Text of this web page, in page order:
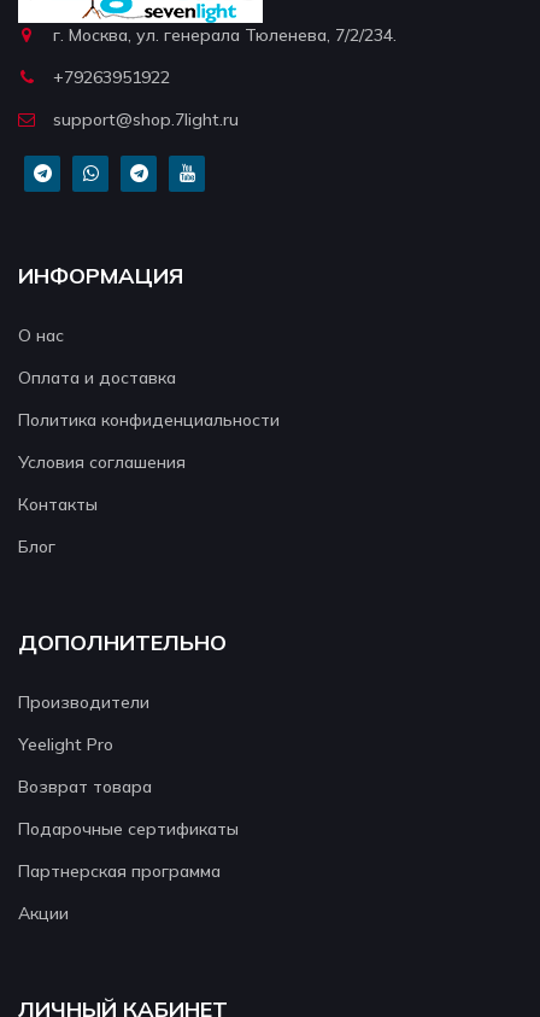
г. Москва, ул. генерала Тюленева, 7/2/234.
+79263951922
support@shop.7light.ru
ИНФОРМАЦИЯ
О нас
Оплата и доставка
Политика конфиденциальности
Условия соглашения
Контакты
Блог
ДОПОЛНИТЕЛЬНО
Производители
Yeelight Pro
Возврат товара
Подарочные сертификаты
Партнерская программа
Акции
ЛИЧНЫЙ КАБИНЕТ